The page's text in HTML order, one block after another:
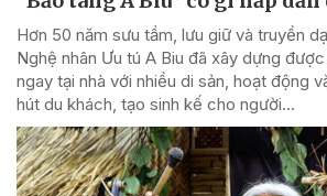
Hơn 50 năm sưu tầm, lưu giữ và truyền
Nghệ nhân Ưu tú A Biu đã xây dựng
ngay tại nhà với nhiều di sản, hoạt động
hút du khách, tạo sinh kế cho người...